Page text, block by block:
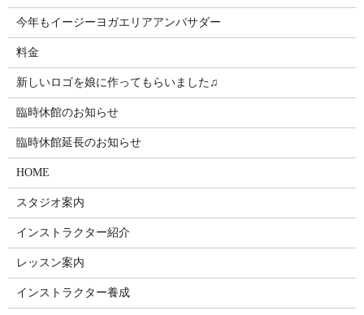
今年もイージーヨガエリアアンバサダー
料金
新しいロゴを娘に作ってもらいました♫
臨時休館のお知らせ
臨時休館延長のお知らせ
HOME
スタジオ案内
インストラクター紹介
レッスン案内
インストラクター養成